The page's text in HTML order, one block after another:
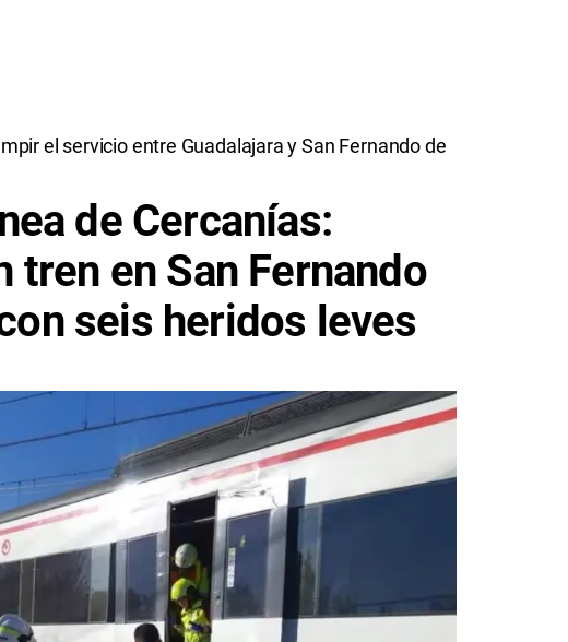
el servicio entre Guadalajara y San Fernando de
de Cercanías:
tren en San Fernando
seis heridos leves